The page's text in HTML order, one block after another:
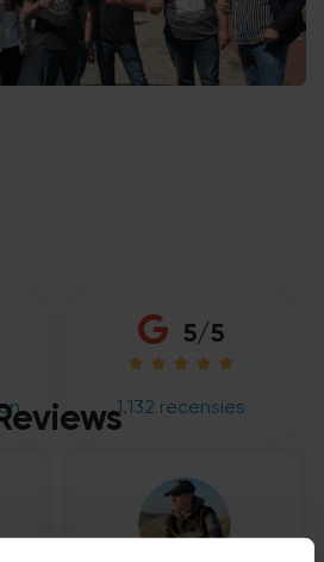
5/5
    
1.132 recensies